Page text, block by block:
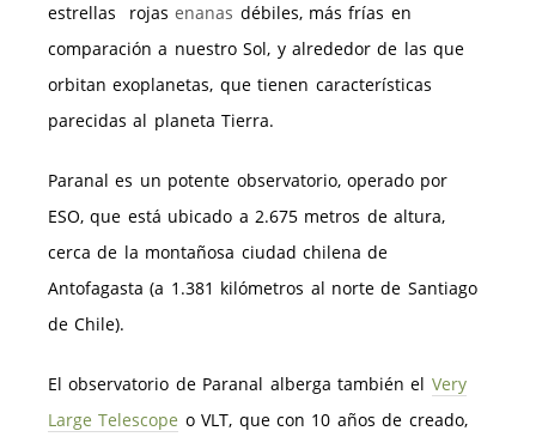
estrellas rojasenanas débiles, más frías en
comparación a nuestro Sol, y alrededor de las que
orbitan exoplanetas, que tienen características
parecidas al planeta Tierra.
Paranal es un potente observatorio, operado por
ESO, que está ubicado a 2.675 metros de altura,
cerca de la montañosa ciudad chilena de
Antofagasta (a 1.381 kilómetros al norte de Santiago
de Chile).
El observatorio de Paranal alberga también el Very
Large Telescope o VLT, que con 10 años de creado,